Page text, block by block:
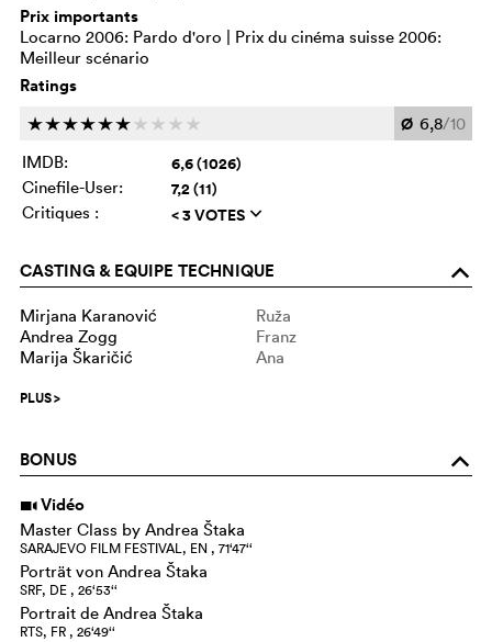
Prix importants
Locarno 2006: Pardo d'oro | Prix du cinéma suisse 2006:
Meilleur scénario
Ratings
cccccc c c c c Ø 6,8/10
IMDB:
6,6 (1026)
Cinefile-User: 7,2 (11)
Critiques : < 3 VOTES q
CASTING & EQUIPE TECHNIQUE o
Mirjana Karanović
Ruža
Andrea Zogg
Franz
Marija Škaričić
Ana
PLUS>
BONUS o
i Vidéo
Master Class by Andrea Štaka
SARAJEVO FILM FESTIVAL, EN , 71‘47‘‘
Porträt von Andrea Štaka
SRF, DE , 26‘53‘‘
Portrait de Andrea Štaka
RTS, FR , 26‘49‘‘